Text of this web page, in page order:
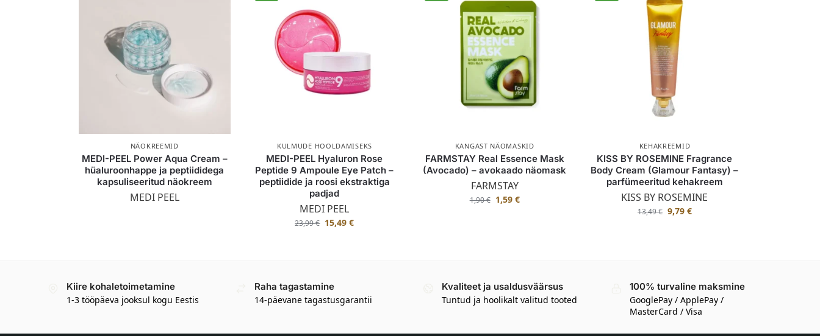
NÄOKREEMID
MEDI-PEEL Power Aqua Cream –
hüaluroonhappe ja peptiididega
kapsuliseeritud näokreem
MEDI PEEL
KULMUDE HOOLDAMISEKS
MEDI-PEEL Hyaluron Rose
Peptide 9 Ampoule Eye Patch –
peptiidide ja roosi ekstraktiga
padjad
MEDI PEEL
23,99€ 15,49€
KANGAST NÄOMASKID
FARMSTAY Real Essence Mask
(Avocado) – avokaado näomask
FARMSTAY
1,90€ 1,59 €
KEHAKREEMID
KISS BY ROSEMINE Fragrance
Body Cream (Glamour Fantasy) –
parfümeeritud kehakreem
KISS BY ROSEMINE
13,49€ 9,79 €
Kiire kohaletoimetamine
1-3 tööpäeva jooksul kogu Eestis
Raha tagastamine
14-päevane tagastusgarantii
Kvaliteet ja usaldusväärsus
Tuntud ja hoolikalt valitud tooted
100% turvaline maksmine
GooglePay / ApplePay /
MasterCard / Visa